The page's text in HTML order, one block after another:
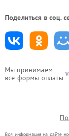
Мы принимаем
все формы оплаты
Поделиться в соц.
Вся информация на сайте